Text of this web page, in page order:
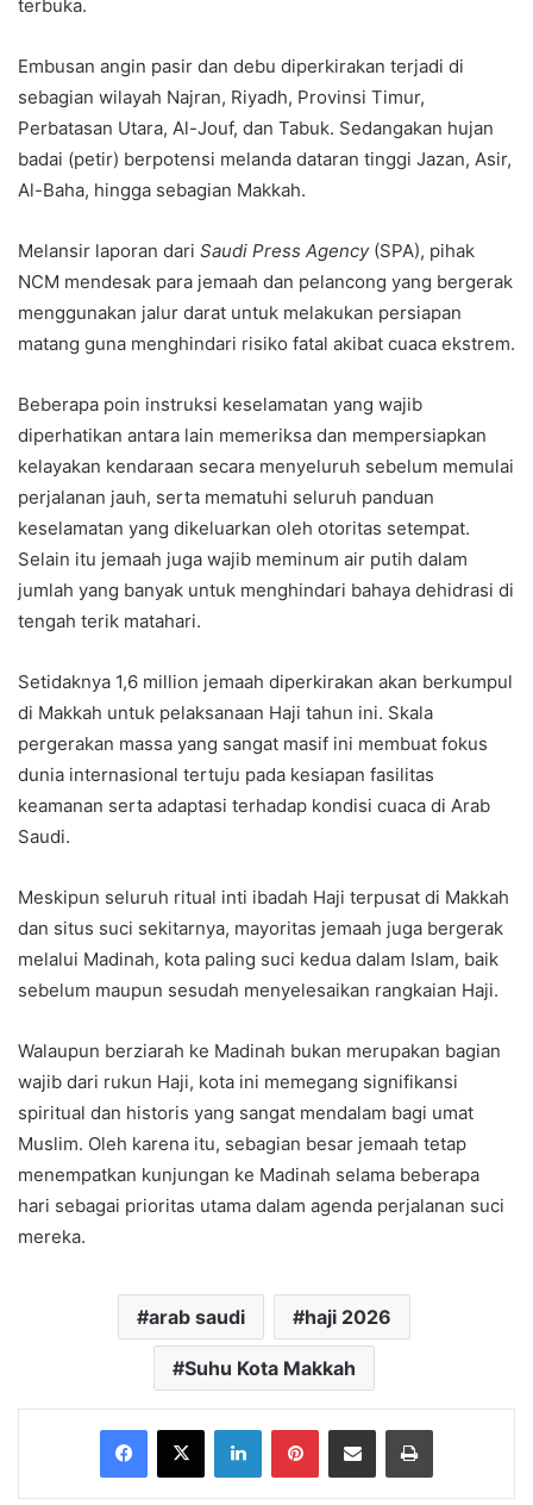
terbuka.
Embusan angin pasir dan debu diperkirakan terjadi di
sebagian wilayah Najran, Riyadh, Provinsi Timur,
Perbatasan Utara, Al-Jouf, dan Tabuk. Sedangakan hujan
badai (petir) berpotensi melanda dataran tinggi Jazan, Asir,
Al-Baha, hingga sebagian Makkah.
Melansir laporan dari Saudi Press Agency(SPA), pihak
NCM mendesak para jemaah dan pelancong yang bergerak
menggunakan jalur darat untuk melakukan persiapan
matang guna menghindari risiko fatal akibat cuaca ekstrem.
Beberapa poin instruksi keselamatan yang wajib
diperhatikan antara lain memeriksa dan mempersiapkan
kelayakan kendaraan secara menyeluruh sebelum memulai
perjalanan jauh, serta mematuhi seluruh panduan
keselamatan yang dikeluarkan oleh otoritas setempat.
Selain itu jemaah juga wajib meminum air putih dalam
jumlah yang banyak untuk menghindari bahaya dehidrasi di
tengah terik matahari.
Setidaknya 1,6 million jemaah diperkirakan akan berkumpul
di Makkah untuk pelaksanaan Haji tahun ini. Skala
pergerakan massa yang sangat masif ini membuat fokus
dunia internasional tertuju pada kesiapan fasilitas
keamanan serta adaptasi terhadap kondisi cuaca di Arab
Saudi.
Meskipun seluruh ritual inti ibadah Haji terpusat di Makkah
dan situs suci sekitarnya, mayoritas jemaah juga bergerak
melalui Madinah, kota paling suci kedua dalam Islam, baik
sebelum maupun sesudah menyelesaikan rangkaian Haji.
Walaupun berziarah ke Madinah bukan merupakan bagian
wajib dari rukun Haji, kota ini memegang signifikansi
spiritual dan historis yang sangat mendalam bagi umat
Muslim. Oleh karena itu, sebagian besar jemaah tetap
menempatkan kunjungan ke Madinah selama beberapa
hari sebagai prioritas utama dalam agenda perjalanan suci
mereka.
arab saudi haji 2026
Suhu Kota Makkah
Facebook
X LinkedInPinterestShare via Email Print